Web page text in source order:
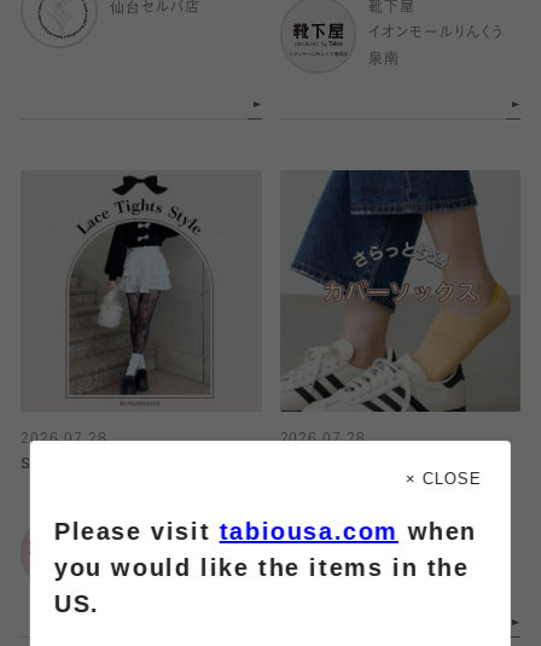
仙台セルバ店
靴下屋
イオンモールりんくう
泉南
2026.07.28
SNSで人気♡レースタイツ特集
靴下屋
2026.07.28
靴下屋
× CLOSE
Please visittabiousa.com when
you would like the items in the
US.